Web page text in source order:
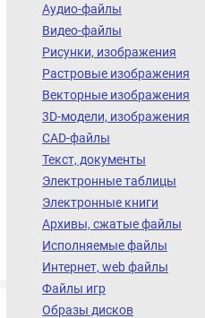
Аудио-файлы
Видео-файлы
Рисунки, изображения
Растровые изображения
Векторные изображения
3D-модели, изображения
CAD-файлы
Текст, документы
Электронные таблицы
Электронные книги
Архивы, сжатые файлы
Исполняемые файлы
Интернет, web файлы
Файлы игр
Образы дисков